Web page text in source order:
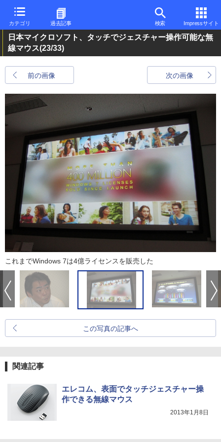
カテゴリ 過去記事 検索 Impressサイト
日本マイクロソフト、タッチでジェスチャー操作可能な無
線マウス(23/33)
前の画像 次の画像
これまでWindows 7は4億ライセンスを販売した
この写真の記事へ
関連記事
エレコム、表面でタッチジェスチャー操
作できる無線マウス
2013年1月8日